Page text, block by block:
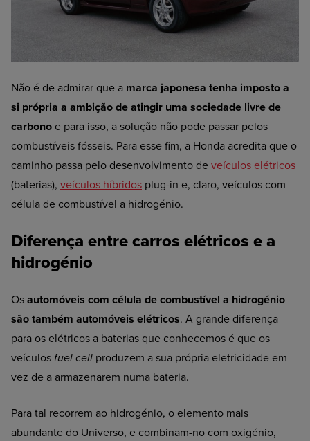
Não é de admirar que a marca japonesa tenha imposto a
si própria a ambição de atingir uma sociedade livre de
carbono e para isso, a solução não pode passar pelos
combustíveis fósseis. Para esse fim, a Honda acredita que o
caminho passa pelo desenvolvimento de veículos elétricos
(baterias), veículos híbridos plug-in e, claro, veículos com
célula de combustível a hidrogénio.
Diferença entre carros elétricos e a
hidrogénio
Os automóveis com célula de combustível a hidrogénio
são também automóveis elétricos. A grande diferença
para os elétricos a baterias que conhecemos é que os
veículos fuel cell produzem a sua própria eletricidade em
vez de a armazenarem numa bateria.
Para tal recorrem ao hidrogénio, o elemento mais
abundante do Universo, e combinam-no com oxigénio,